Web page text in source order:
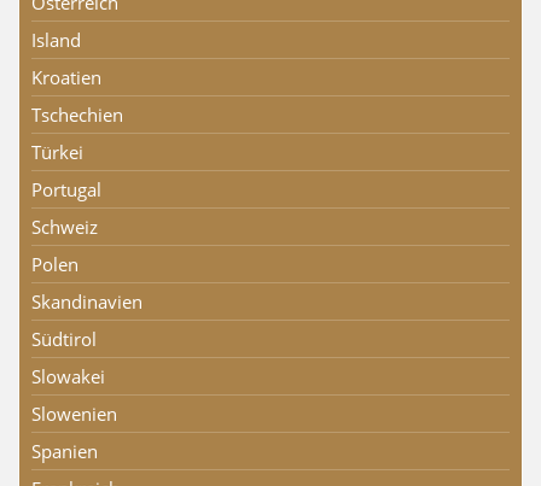
Island
Kroatien
Tschechien
Türkei
Portugal
Schweiz
Polen
Skandinavien
Südtirol
Slowakei
Slowenien
Spanien